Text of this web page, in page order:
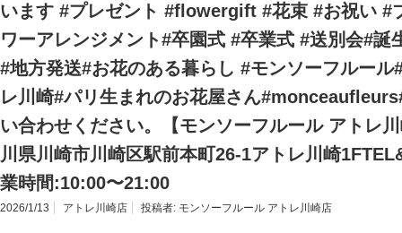
います #プレゼント #flowergift #花束 #お祝い #
ワーアレンジメント#卒園式 #卒業式 #送別会#誕
#地方発送#お花のある暮らし #モンソーフルール
レ川崎#パリ生まれのお花屋さん
い合わせください。【モンソーフルール アトレ
川県川崎市川崎区駅前本町26-1アトレ川崎
業時間:10:00〜21:00
2026/1/13 アトレ川崎店 投稿者: モンソーフルール アトレ川崎店